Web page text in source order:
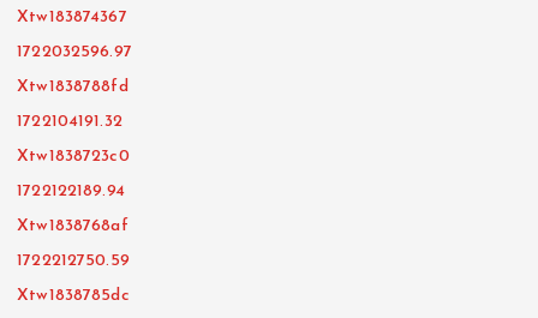
Xtw183874367
1722032596.97
Xtw1838788fd
1722104191.32
Xtw1838723c0
1722122189.94
Xtw1838768af
1722212750.59
Xtw1838785dc